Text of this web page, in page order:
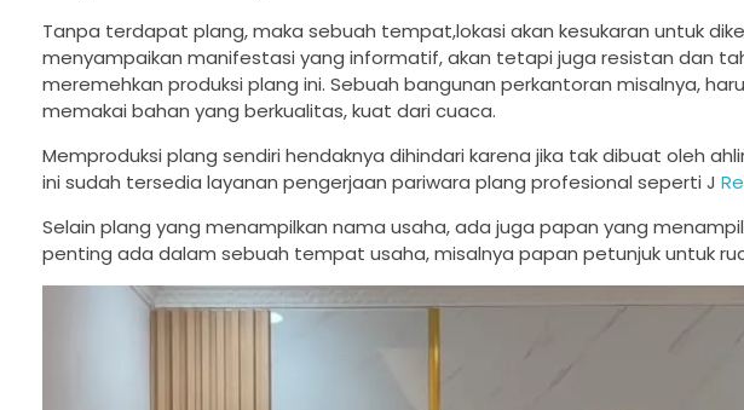
Tanpa terdapat plang, maka sebuah tempat,lokasi akan kesukaran untuk
menyampaikan manifestasi yang informatif, akan tetapi juga resistan dan
meremehkan produksi plang ini. Sebuah bangunan perkantoran misalnya,
memakai bahan yang berkualitas, kuat dari cuaca.
Memproduksi plang sendiri hendaknya dihindari karena jika tak dibuat oleh
ini sudah tersedia layanan pengerjaan pariwara plang profesional seperti J
Selain plang yang menampilkan nama usaha, ada juga papan yang
penting ada dalam sebuah tempat usaha, misalnya papan petunjuk untuk